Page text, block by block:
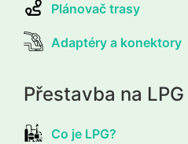
Plánovač trasy
Adaptéry a konektory
Přestavba na LPG
Co je LPG?